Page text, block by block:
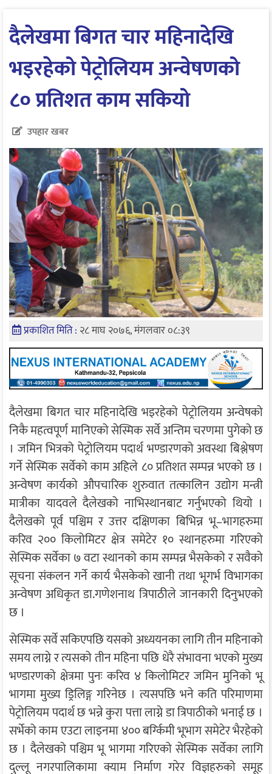
दैलेखमा बिगत चार महिनादेखि
भइरहेको पेट्रोलियम अन्वेषणको
८० प्रतिशत काम सकियो
उपहार खबर
प्रकाशित मिति : २८ माघ २०७६, मंगलवार ०८:३९
दैलेखमा बिगत चार महिनादेखि भइरहेको पेट्रोलियम अन्वेषको
निकै महत्वपूर्ण मानिएको सेस्मिक सर्वे अन्तिम चरणमा पुगेको छ
। जमिन भित्रको पेट्रोलियम पदार्थ भण्डारणको अवस्था बिश्लेषण
गर्ने सेस्मिक सर्वेको काम अहिले ८० प्रतिशत सम्पन्न भएको छ ।
अन्वेषण कार्यको औपचारिक शुरुवात तत्कालिन उद्योग मन्त्री
मात्रीका यादवले दैलेखको नाभिस्थानबाट गर्नुभएको थियो ।
दैलेखको पूर्व पश्चिम र उत्तर दक्षिणका बिभिन्न भू–भागहरुमा
करिव २०० किलोमिटर क्षेत्र समेटेर १० स्थानहरुमा गरिएको
सेस्मिक सर्वेका ७ वटा स्थानको काम सम्पन्न भैसकेको र सवैको
सूचना संकलन गर्ने कार्य भैसकेको खानी तथा भूगर्भ विभागका
अन्वेषण अधिकृत डा.गणेशनाथ त्रिपाठीले जानकारी दिनुभएको
छ ।
सेस्मिक सर्वे सकिएपछि यसको अध्ययनका लागि तीन महिनाको
समय लाग्ने र त्यसको तीन महिना पछि धेरै संभावना भएको मुख्य
भण्डारणको क्षेत्रमा पुनः करिव ४ किलोमिटर जमिन मुनिको भू
भागमा मुख्य ड्रिलिङ्ग गरिनेछ । त्यसपछि भने कति परिमाणमा
पेट्रोलियम पदार्थ छ भन्ने कुरा पत्ता लाग्ने डा त्रिपाठीको भनाई छ ।
सर्भेको काम एउटा लाइनमा ४०० बर्ग्किमी भूभाग समेटेर भैरहेको
छ । दैलेखको पश्चिम भू भागमा गरिएको सेस्मिक सर्वेका लागि
दुल्लू नगरपालिकामा क्याम निर्माण गरेर विज्ञहरुको समूह